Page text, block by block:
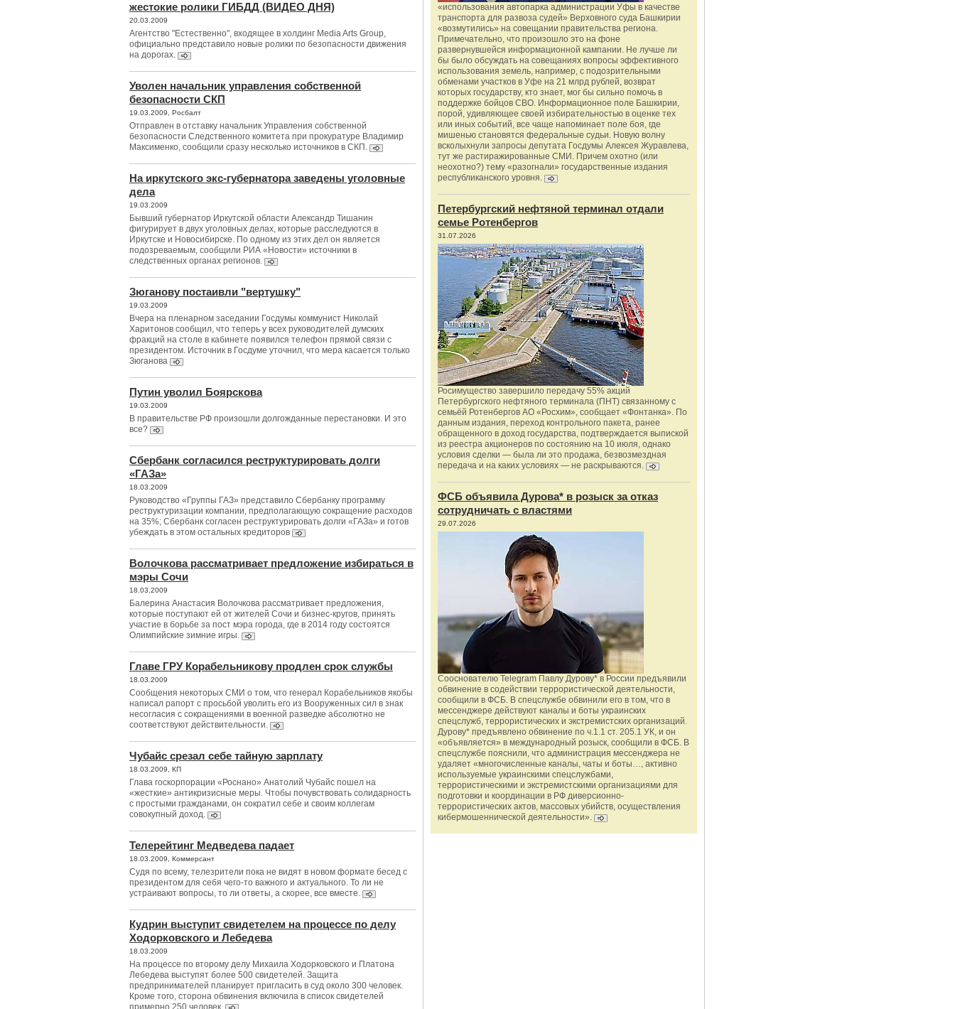
жестокие ролики ГИБДД (ВИДЕО ДНЯ)
20.03.2009
Агентство "Естественно", входящее в холдинг Media Arts Group,
официально представило новые ролики по безопасности движения
на дорогах.
Уволен начальник управления собственной
безопасности СКП
19.03.2009, Росбалт
Отправлен в отставку начальник Управления собственной
безопасности Следственного комитета при прокуратуре Владимир
Максименко, сообщили сразу несколько источников в СКП.
На иркутского экс-губернатора заведены уголовные
дела
19.03.2009
Бывший губернатор Иркутской области Александр Тишанин
фигурирует в двух уголовных делах, которые расследуются в
Иркутске и Новосибирске. По одному из этих дел он является
подозреваемым, сообщили РИА «Новости» источники в
следственных органах регионов.
Зюганову постаивли "вертушку"
19.03.2009
Вчера на пленарном заседании Госдумы коммунист Николай
Харитонов сообщил, что теперь у всех руководителей думских
фракций на столе в кабинете появился телефон прямой связи с
президентом. Источник в Госдуме уточнил, что мера касается только
Зюганова
Путин уволил Боярскова
19.03.2009
В правительстве РФ произошли долгожданные перестановки. И это
все?
Сбербанк согласился реструктурировать долги
«ГАЗа»
18.03.2009
Руководство «Группы ГАЗ» представило Сбербанку программу
реструктуризации компании, предполагающую сокращение расходов
на 35%; Сбербанк согласен реструктурировать долги «ГАЗа» и готов
убеждать в этом остальных кредиторов
Волочкова рассматривает предложение избираться в
мэры Сочи
18.03.2009
Балерина Анастасия Волочкова рассматривает предложения,
которые поступают ей от жителей Сочи и бизнес-кругов, принять
участие в борьбе за пост мэра города, где в 2014 году состоятся
Олимпийские зимние игры.
Главе ГРУ Корабельникову продлен срок службы
18.03.2009
Сообщения некоторых СМИ о том, что генерал Корабельников якобы
написал рапорт с просьбой уволить его из Вооруженных сил в знак
несогласия с сокращениями в военной разведке абсолютно не
соответствуют действительности.
Чубайс срезал себе тайную зарплату
18.03.2009, КП
Глава госкорпорации «Роснано» Анатолий Чубайс пошел на
«жесткие» антикризисные меры. Чтобы почувствовать солидарность
с простыми гражданами, он сократил себе и своим коллегам
совокупный доход.
Телерейтинг Медведева падает
18.03.2009, Коммерсант
Судя по всему, телезрители пока не видят в новом формате бесед с
президентом для себя чего-то важного и актуального. То ли не
устраивают вопросы, то ли ответы, а скорее, все вместе.
Кудрин выступит свидетелем на процессе по делу
Ходорковского и Лебедева
18.03.2009
На процессе по второму делу Михаила Ходорковского и Платона
Лебедева выступят более 500 свидетелей. Защита
предпринимателей планирует пригласить в суд около 300 человек.
Кроме того, сторона обвинения включила в список свидетелей
примерно 250 человек.
«использования автопарка администрации Уфы в качестве
транспорта для развоза судей» Верховного суда Башкирии
«возмутились» на совещании правительства региона.
Примечательно, что произошло это на фоне
развернувшейся информационной кампании. Не лучше ли
бы было обсуждать на совещаниях вопросы эффективного
использования земель, например, с подозрительными
обменами участков в Уфе на 21 млрд рублей, возврат
которых государству, кто знает, мог бы сильно помочь в
поддержке бойцов СВО. Информационное поле Башкирии,
порой, удивляющее своей избирательностью в оценке тех
или иных событий, все чаще напоминает поле боя, где
мишенью становятся федеральные судьи. Новую волну
всколыхнули запросы депутата Госдумы Алексея Журавлева,
тут же растиражированные СМИ. Причем охотно (или
неохотно?) тему «разогнали» государственные издания
республиканского уровня.
Петербургский нефтяной терминал отдали
семье Ротенбергов
31.07.2026
Росимущество завершило передачу 55% акций
Петербургского нефтяного терминала (ПНТ) связанному с
семьёй Ротенбергов АО «Росхим», сообщает «Фонтанка». По
данным издания, переход контрольного пакета, ранее
обращенного в доход государства, подтверждается выпиской
из реестра акционеров по состоянию на 10 июля, однако
условия сделки — была ли это продажа, безвозмездная
передача и на каких условиях — не раскрываются.
ФСБ объявила Дурова* в розыск за отказ
сотрудничать с властями
29.07.2026
Сооснователю Telegram Павлу Дурову* в России предъявили
обвинение в содействии террористической деятельности,
сообщили в ФСБ. В спецслужбе обвинили его в том, что в
мессенджере действуют каналы и боты украинских
спецслужб, террористических и экстремистских организаций.
Дурову* предъявлено обвинение по ч.1.1 ст. 205.1 УК, и он
«объявляется» в международный розыск, сообщили в ФСБ. В
спецслужбе пояснили, что администрация мессенджера не
удаляет «многочисленные каналы, чаты и боты…, активно
используемые украинскими спецслужбами,
террористическими и экстремистскими организациями для
подготовки и координации в РФ диверсионно-
террористических актов, массовых убийств, осуществления
кибермошеннической деятельности».